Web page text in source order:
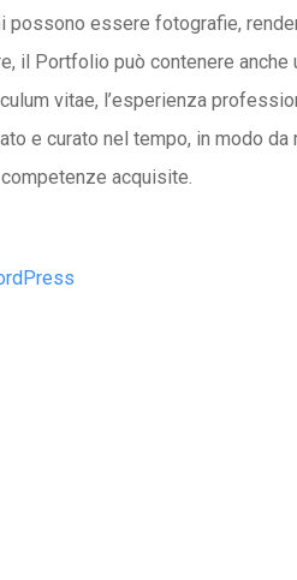
possono essere fotografie,
il Portfolio può contenere anche
vitae, l’esperienza
e curato nel tempo, in modo
acquisite.